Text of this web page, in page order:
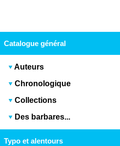
Catalogue général
Auteurs
Chronologique
Collections
Des barbares...
Typo et alentours